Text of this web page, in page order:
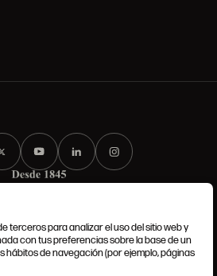
GENERALES
terceros para analizar el uso del sitio web y
con tus preferencias sobre la base de un
hábitos de navegación (por ejemplo, páginas